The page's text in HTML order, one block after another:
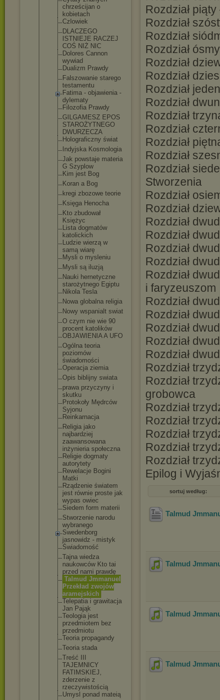
chrześcijan o
kobietach
Czlowiek
DLACZEGO
ISTNIEJE RACZEJ
COŚ NIŻ NIC
Dolores Cannon
wywiad
Dualizm Prawdy
Falszowanie starego
testamentu
Fatima - objawienia -
dylematy
Filozofia Prawdy
GILGAMESZ EPOS
STAROŻYTNEGO
DWURZECZA
Holograficzny świat
Indyjska Kosmologia
Jak powstaje materia
G Szyplow
Kim jest Bog
Koran a Bog
kregi zbozowe teorie
Księga Henocha
Kto zbudował
Księżyc
Lista dogmatów
katolickich
Ludzie wierzą w
samą wiarę
Mysli o mysleniu
Mysli są iluzją
Nauki hernetyczne
starożytnego Egiptu
Nikola Tesla
Nowa globalna religia
Nowy wspanialt swiat
O czym nie wie 90
procent katolików
OBJAWIENIA A UFO
Ogólna teoria
poziomów
świadomości
Operacja ziemia
Opis biblijny swiata
prawa przyczyny i
skutku
Protokoły Mędrców
Syjonu
Reinkarnacja
Religia jako
najbardziej
zaawansowana
inżynieria społeczna
Religie dogmaty
autorytety
Rewelacje Bogini
Matki
Rządzenie światem
jest równie proste jak
wypas owiec
Siedem form materii
Stworzenie narodu
wybranego
Swedenborg
jasnowidz - mistyk
Świadomość
Tajna wiedza
naukowców Kto tai
przed nami prawdę
Talmud Jmmanuel
Przekład zwojów
aramejskich
Telepatia i grawitacja
Jan Pająk
Teologia jest
przedmiotem bez
przedmiotu
Teoria propagandy
Teoria stada
Treść III
TAJEMNICY
FATIMSKIEJ,
zderzenie z
rzeczywistością
Umysl ponad mateią
Rozdział
Rozdział
Rozdział
Rozdział
Rozdział
Rozdział
Rozdział
Rozdział
Rozdział
Rozdział
Rozdział
Rozdział
Rozdział
Stworzenia
Rozdział
Rozdział
Rozdział
Rozdział
Rozdział
Rozdział
Rozdział
i faryzeuszom
Rozdział
Rozdział
Rozdział
Rozdział
Rozdział
Rozdział
Rozdział
grobowca
Rozdział
Rozdział
Rozdział
Rozdział
Rozdział
Epilog i
sortuj według:
Talmud
Talmud
Talmud
Talmud